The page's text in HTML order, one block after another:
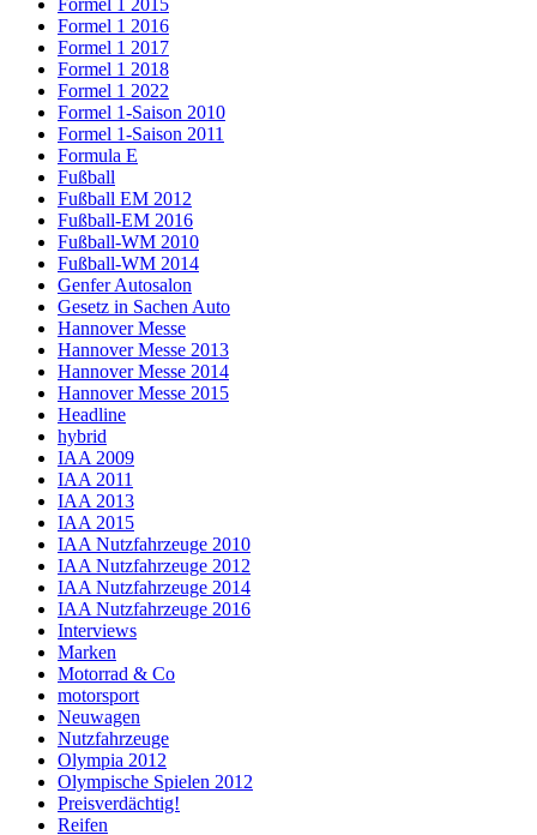
Formel 1 2015
Formel 1 2016
Formel 1 2017
Formel 1 2018
Formel 1 2022
Formel 1-Saison 2010
Formel 1-Saison 2011
Formula E
Fußball
Fußball EM 2012
Fußball-EM 2016
Fußball-WM 2010
Fußball-WM 2014
Genfer Autosalon
Gesetz in Sachen Auto
Hannover Messe
Hannover Messe 2013
Hannover Messe 2014
Hannover Messe 2015
Headline
hybrid
IAA 2009
IAA 2011
IAA 2013
IAA 2015
IAA Nutzfahrzeuge 2010
IAA Nutzfahrzeuge 2012
IAA Nutzfahrzeuge 2014
IAA Nutzfahrzeuge 2016
Interviews
Marken
Motorrad & Co
motorsport
Neuwagen
Nutzfahrzeuge
Olympia 2012
Olympische Spielen 2012
Preisverdächtig!
Reifen